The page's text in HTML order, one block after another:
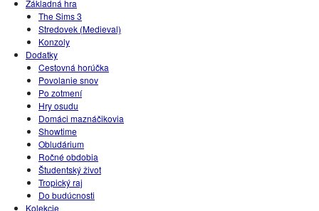
Základná hra
The Sims 3
Stredovek (Medieval)
Konzoly
Dodatky
Cestovná horúčka
Povolanie snov
Po zotmení
Hry osudu
Domáci maznáčikovia
Showtime
Obludárium
Ročné obdobia
Študentský život
Tropický raj
Do budúcnosti
Kolekcie